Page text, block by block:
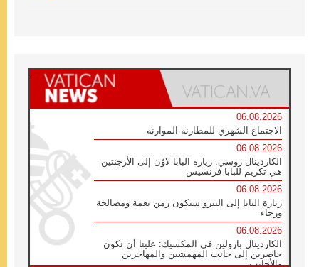
06.08.2026
الاجتماع الشهري للمطارنة الموارنة
06.08.2026
الكاردينال روسي: زيارة البابا لاوُن إلى الأرجنتين
هي تكريم للبابا فرنسيس
06.08.2026
زيارة البابا إلى البيرو ستكون زمن نعمة ومصالحة
ورجاء
06.08.2026
الكاردينال بارولين في المكسيك: علينا أن نكون
حاضرين إلى جانب المهمشين والمهاجرين
والأجانب